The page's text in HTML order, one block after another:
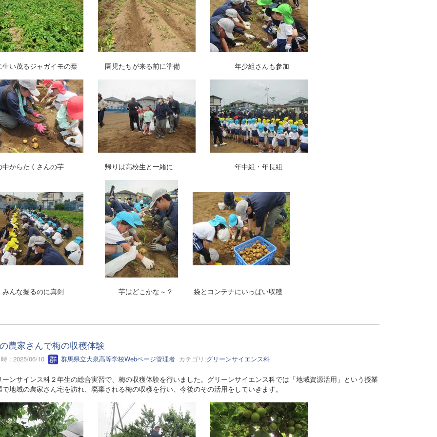
い茂るジャガイモの葉 園児たちが来る前に準備 年少組さんも参加
中からたくさんの芋 帰りは高校生と一緒に 年中組・年長組
掘るのに真剣 芋はどこかな～？ 袋とコンテナにいっぱい収穫
農家さんで梅の収穫体験
: 2025/06/10 群馬県立大泉高等学校Webページ管理者カテゴリ:グリーンサイエンス科
ンサインス科２年生の総合実習で、梅の収穫体験を行いました。グリーンサイエンス科では「地域資源活用」という授業
地域の農家さん宅を訪れ、廃棄される梅の収穫を行い、今後のその活用をしていきます。